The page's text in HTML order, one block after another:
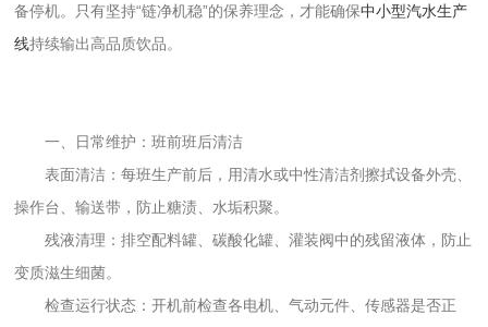
备停机。只有坚持“链净机稳”的保养理念，才能确保中小型汽水生产
线持续输出高品质饮品。
一、日常维护：班前班后清洁
表面清洁：每班生产前后，用清水或中性清洁剂擦拭设备外壳、
操作台、输送带，防止糖渍、水垢积聚。
残液清理：排空配料罐、碳酸化罐、灌装阀中的残留液体，防止
变质滋生细菌。
检查运行状态：开机前检查各电机、气动元件、传感器是否正